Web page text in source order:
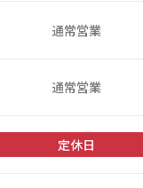
通常営業
通常営業
定休日